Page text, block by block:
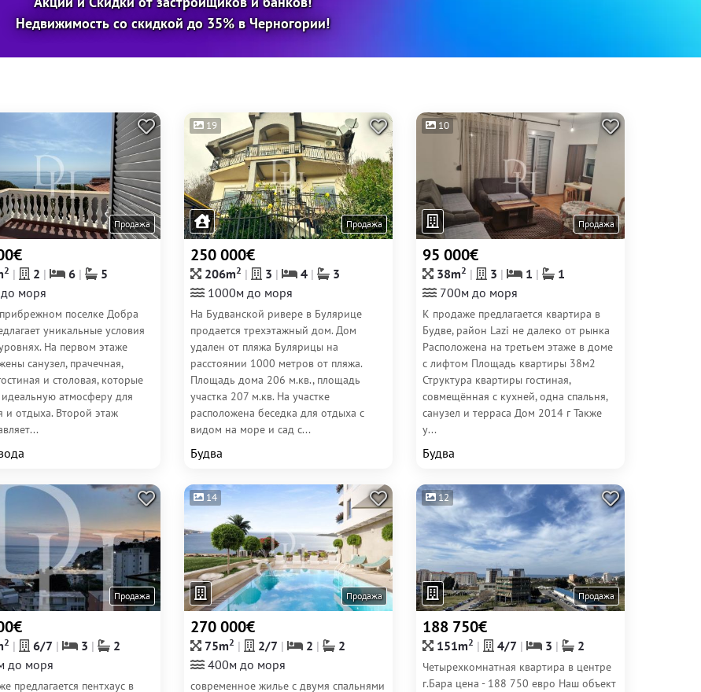
Недвижимость со скидкой до 35% в Черногории!
Продажа
2 2 6
5
моря
поселке Добра
уникальные условия
На первом этаже
санузел, прачечная,
и столовая, которые
атмосферу для
и отдыха. Второй этаж
19
Продажа
250 000€
206m2 3 4
3
1000м до моря
На Будванской ривере в Булярице
продается трехэтажный дом. Дом
удален от пляжа Булярицы на
расстоянии 1000 метров от пляжа.
Площадь дома 206 м.кв., площадь
участка 207 м.кв. На участке
расположена беседка для отдыха с
видом на море и сад с...
Будва
10
Продажа
95 000€
38m2 3 1
1
700м до моря
К продаже предлагается квартира в
Будве, район Lazi не далеко от рынка
Расположена на третьем этаже в доме
с лифтом Площадь квартиры 38м2
Структура квартиры гостиная,
совмещённая с кухней, одна спальня,
санузел и терраса Дом 2014 г Также
у...
Будва
Продажа
2 6/7 3
2
до моря
предлагается пентхаус в
14
Продажа
270 000€
75m2 2/7 2
2
400м до моря
современное жилье с двумя спальнями
12
Продажа
188 750€
151m2 4/7 3 2
Четырехкомнатная квартира в центре
г.Бара цена - 188 750 евро Наш объект